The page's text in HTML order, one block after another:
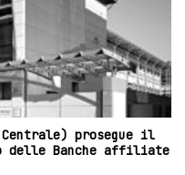
Centrale) prosegue il
delle Banche affiliate